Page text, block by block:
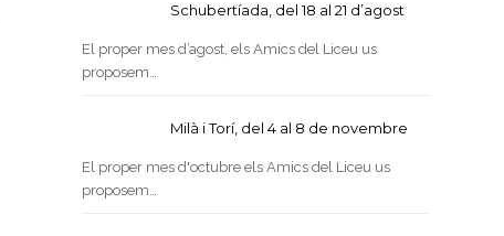
Schubertíada, del 18 al 21 d’agost
El proper mes d’agost, els Amics del Liceu us
proposem…
Milà i Torí, del 4 al 8 de novembre
El proper mes d'octubre els Amics del Liceu us
proposem…